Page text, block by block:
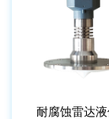
耐腐蚀雷达